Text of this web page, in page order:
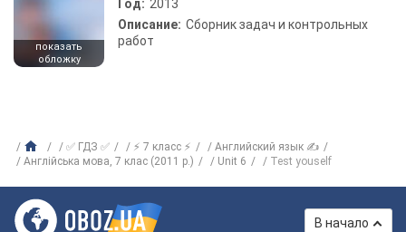
показать
обложку
Год: 2013
Описание: Сборник задач и контрольных
работ
✅ ГДЗ ✅ ⚡ 7 класс ⚡
Английский язык ✍
Англійська мова, 7 клас (2011 р.)
Unit 6 Test youself
В начало